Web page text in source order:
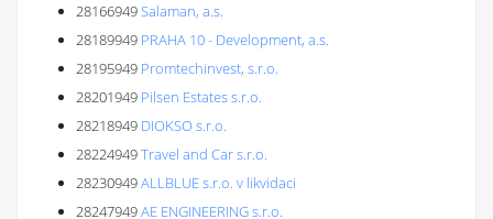
28166949Salaman, a.s.
28189949 PRAHA 10 - Development, a.s.
28195949 Promtechinvest, s.r.o.
28201949 Pilsen Estates s.r.o.
28218949 DIOKSO s.r.o.
28224949Travel and Car s.r.o.
28230949ALLBLUE s.r.o. v likvidaci
28247949AE ENGINEERING s.r.o.